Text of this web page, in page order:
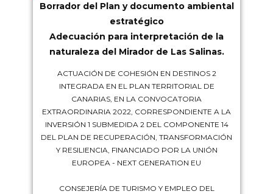
Borrador del Plan y documento ambiental
estratégico
Adecuación para interpretación de la
naturaleza del Mirador de Las Salinas.
ACTUACIÓN DE COHESIÓN EN DESTINOS 2
INTEGRADA EN EL PLAN TERRITORIAL DE
CANARIAS, EN LA CONVOCATORIA
EXTRAORDINARIA 2022, CORRESPONDIENTE A LA
INVERSIÓN 1 SUBMEDIDA 2 DEL COMPONENTE 14
DEL PLAN DE RECUPERACIÓN, TRANSFORMACIÓN
Y RESILIENCIA, FINANCIADO POR LA UNIÓN
EUROPEA - NEXT GENERATION EU
CONSEJERÍA DE TURISMO Y EMPLEO DEL